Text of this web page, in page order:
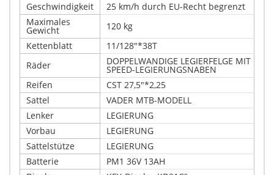
Geschwindigkeit
25 km/h durch EU-Recht begrenzt
Maximales
Gewicht
120 kg
Kettenblatt
11/128"*38T
Räder
DOPPELWANDIGE LEGIERFELGE MIT
SPEED-LEGIERUNGSNABEN
Reifen
CST 27,5"*2,25
Sattel
VADER MTB-MODELL
Lenker
LEGIERUNG
Vorbau
LEGIERUNG
Sattelstütze
LEGIERUNG
Batterie
PM1 36V 13AH